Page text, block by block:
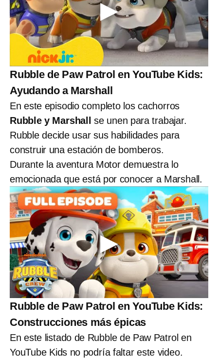
Rubble de Paw Patrol en YouTube Kids:
Ayudando a Marshall
En este episodio completo los cachorros
Rubble y Marshallse unen para trabajar.
Rubble decide usar sus habilidades para
construir una estación de bomberos.
Durante la aventura Motor demuestra lo
emocionada que está por conocer a Marshall.
Rubble de Paw Patrol en YouTube Kids:
Construcciones más épicas
En este listado de Rubble de Paw Patrol en
YouTube Kids no podría faltar este video.